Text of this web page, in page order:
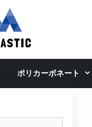
ポリカーボネート